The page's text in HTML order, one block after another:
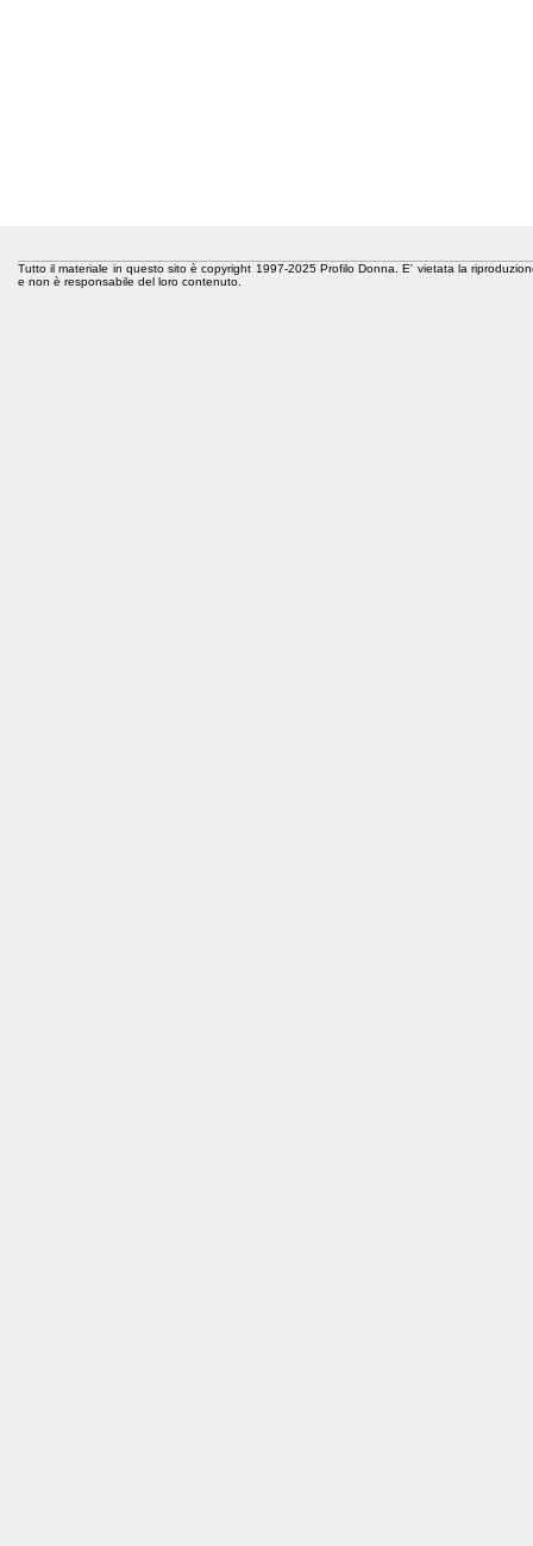
Tutto il materiale in questo sito è copyright 1997-2025 Profilo Donna. E' vietata la
e non è responsabile del loro contenuto.